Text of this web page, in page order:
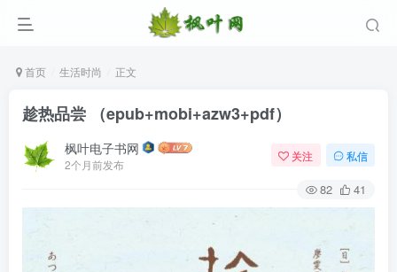
首页 生活时尚 正文
趁热品尝 （epub+mobi+azw3+pdf）
枫叶电子书网
2个月前发布
关注 私信
82 41